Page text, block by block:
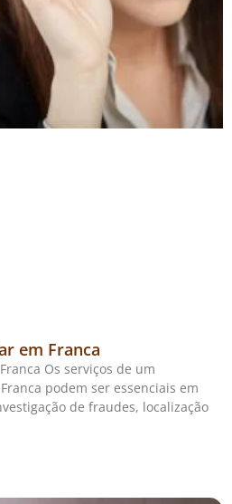
em Franca
Os serviços de um
podem ser essenciais em
de fraudes, localização